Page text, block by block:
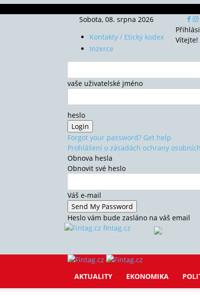
Sobota, 08. srpna 2026
Kontakty / Etický kodex
Inzerce
vaše uživatelské jméno
heslo
Forgot your password? Get help
Prohlášení o zásadách ochrany
Obnova hesla
Obnovit své heslo
Váš e-mail
Heslo vám bude zasláno na váš email
fintag.cz
AKTUALITY EKONOMIKA